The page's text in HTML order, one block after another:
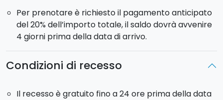
Tour guidato di Catania
Immersione ad Acitrezza
Tour ai crateri sommitali dell'Etna
GIORNO 6
Colazione in b&b.
giornata :partendo da Acitrezza, visiterete la
Per prenotare è richiesto il pagamento anticipato
del 20% dell’importo totale, il saldo dovrà avvenire
4 giorni prima della data di arrivo.
Condizioni di recesso
Il recesso è gratuito fino a 24 ore prima della data